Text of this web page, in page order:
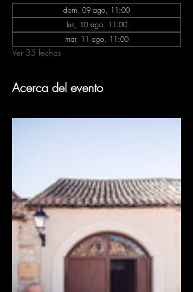
dom, 09 ago, 11:00
lun, 10 ago, 11:00
mar, 11 ago, 11:00
Ver 35 fechas
Acerca del evento